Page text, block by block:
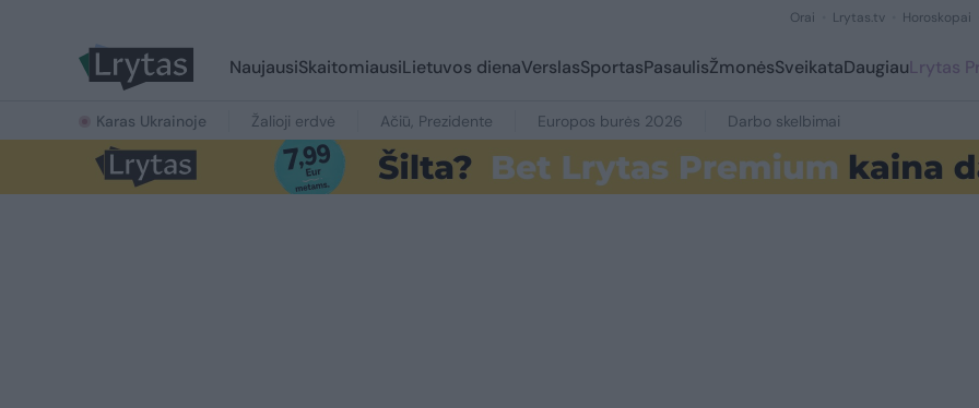
Orai Lrytas.tv Horoskopai
NaujausiSkaitomiausiLietuvos dienaVerslasSportasPasaulisŽmonėsSveikataDaugiauLrytas
Karas Ukrainoje Žalioji erdvė Ačiū, Prezidente Europos burės 2026 Darbo skelbimai